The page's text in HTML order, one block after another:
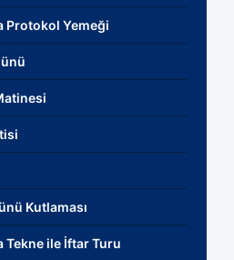
Protokol Yemeği
Kutlaması
Tekne ile İftar Turu